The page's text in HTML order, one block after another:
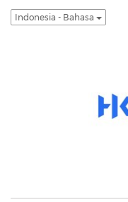
Indonesia - Bahasa